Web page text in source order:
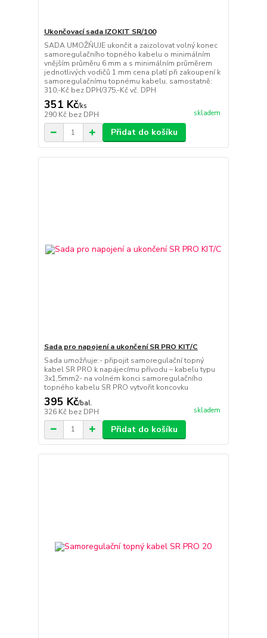
Ukončovací sada IZOKIT SR/100
SADA UMOŽŇUJE ukončit a zaizolovat volný konec
samoregulačního topného kabelu o minimálním
vnějším průměru 6 mm a s minimálním průměrem
jednotlivých vodičů 1 mm cena platí při zakoupení k
samoregulačnímu topnému kabelu, samostatně:
310,-Kč bez DPH/375,-Kč vč. DPH
351 Kč/ks
290 Kč bez DPH skladem
Přidat do košíku
Sada pro napojení a ukončení SR PRO KIT/C
Sada umožňuje:- připojit samoregulační topný
kabel SR PRO k napájecímu přívodu – kabelu typu
3x1,5mm2- na volném konci samoregulačního
topného kabelu SR PRO vytvořit koncovku
395 Kč/bal.
326 Kč bez DPH skladem
Přidat do košíku